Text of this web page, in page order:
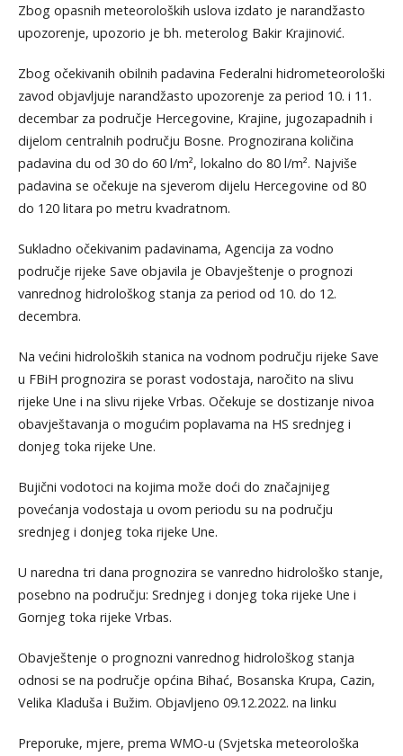
Zbog opasnih meteoroloških uslova izdato je narandžasto
upozorenje, upozorio je bh. meterolog Bakir Krajinović.
Zbog očekivanih obilnih padavina Federalni hidrometeorološki
zavod objavljuje narandžasto upozorenje za period 10. i 11.
decembar za područje Hercegovine, Krajine, jugozapadnih i
dijelom centralnih području Bosne. Prognozirana količina
padavina du od 30 do 60 l/m², lokalno do 80 l/m². Najviše
padavina se očekuje na sjeverom dijelu Hercegovine od 80
do 120 litara po metru kvadratnom.
Sukladno očekivanim padavinama, Agencija za vodno
područje rijeke Save objavila je Obavještenje o prognozi
vanrednog hidrološkog stanja za period od 10. do 12.
decembra.
Na većini hidroloških stanica na vodnom području rijeke Save
u FBiH prognozira se porast vodostaja, naročito na slivu
rijeke Une i na slivu rijeke Vrbas. Očekuje se dostizanje nivoa
obavještavanja o mogućim poplavama na HS srednjeg i
donjeg toka rijeke Une.
Bujični vodotoci na kojima može doći do značajnijeg
povećanja vodostaja u ovom periodu su na području
srednjeg i donjeg toka rijeke Une.
U naredna tri dana prognozira se vanredno hidrološko stanje,
posebno na području: Srednjeg i donjeg toka rijeke Une i
Gornjeg toka rijeke Vrbas.
Obavještenje o prognozni vanrednog hidrološkog stanja
odnosi se na područje općina Bihać, Bosanska Krupa, Cazin,
Velika Kladuša i Bužim. Objavljeno 09.12.2022. na linku
Preporuke, mjere, prema WMO-u (Svjetska meteorološka